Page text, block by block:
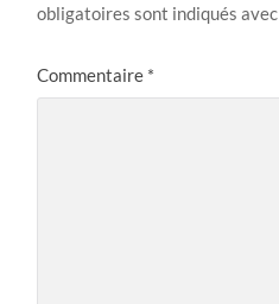
obligatoires sont indiqués avec
Commentaire *